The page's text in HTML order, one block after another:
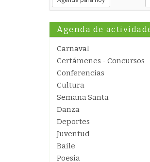
Agenda de
Carnaval
Certámenes - Concursos
Conferencias
Cultura
Semana Santa
Danza
Deportes
Juventud
Baile
Poesía